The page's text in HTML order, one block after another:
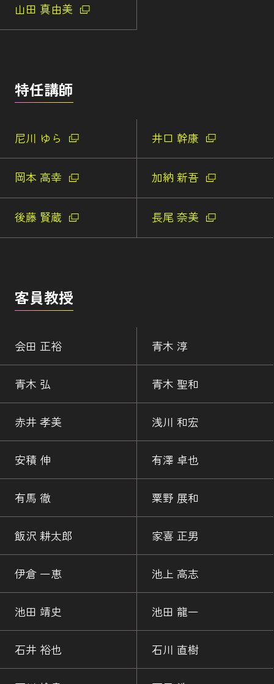
山田 真由美
特任講師
尼川 ゆら 井口 幹康
岡本 高幸 加納 新吾
後藤 賢蔵 長尾 奈美
客員教授
会田 正裕 青木 淳
青木 弘 青木 聖和
赤井 孝美 浅川 和宏
安積 伸 有澤 卓也
有馬 徹 粟野 展和
飯沢 耕太郎 家喜 正男
伊倉 一恵 池上 高志
池田 靖史 池田 龍一
石井 裕也 石川 直樹